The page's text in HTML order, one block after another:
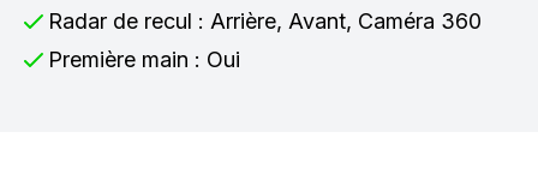
Radar de recul : Arrière, Avant, Caméra 360
Première main : Oui